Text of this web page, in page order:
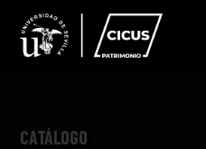
CATÁLOGO